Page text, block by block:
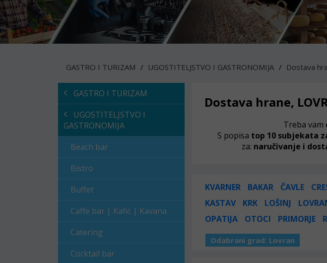
GASTRO I TURIZAM UGOSTITELJSTVO I GASTRONOMIJA Dostava
GASTRO I TURIZAM
UGOSTITELJSTVO I
GASTRONOMIJA
Beach bar
Bistro
Buffet
Caffe bar | Kafić | Kavana
Catering
Cocktail bar
Dostava hrane,
Treba vam
S popisa top 10 subjekata
za: naručivanje i
KVARNER BAKAR ČAVLE
KASTAV
KRK LOŠINJ
OPATIJA
OTOCI PRIMORJE
Odabrani grad: Lovran